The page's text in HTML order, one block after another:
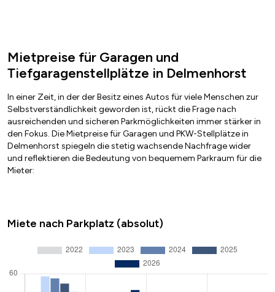
Mietpreise für Garagen und
Tiefgaragenstellplätze in Delmenhorst
In einer Zeit, in der der Besitz eines Autos für viele Menschen zur
Selbstverständlichkeit geworden ist, rückt die Frage nach
ausreichenden und sicheren Parkmöglichkeiten immer stärker in
den Fokus. Die Mietpreise für Garagen und PKW-Stellplätze in
Delmenhorst spiegeln die stetig wachsende Nachfrage wider
und reflektieren die Bedeutung von bequemem Parkraum für die
Mieter:
Miete nach Parkplatz (absolut)